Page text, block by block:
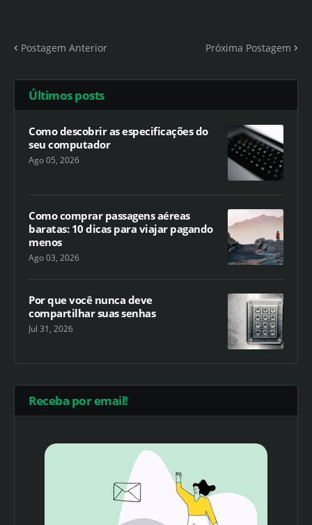
Postagem Anterior Próxima Postagem
Últimos posts
Como descobrir as especificações do
seu computador
Ago 05, 2026
Como comprar passagens aéreas
baratas: 10 dicas para viajar pagando
menos
Ago 03, 2026
Por que você nunca deve
compartilhar suas senhas
Jul 31, 2026
Receba por email!